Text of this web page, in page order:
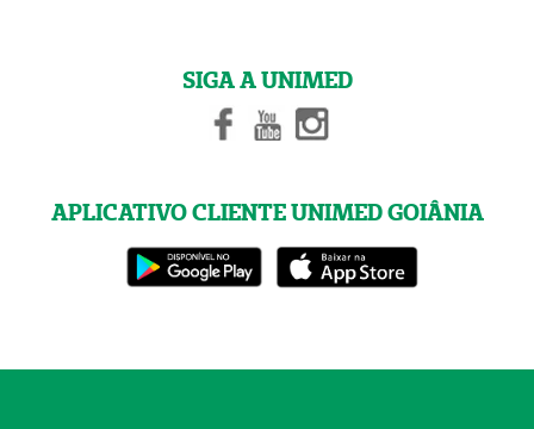
SIGA A UNIMED
APLICATIVO CLIENTE UNIMED GOIÂNIA